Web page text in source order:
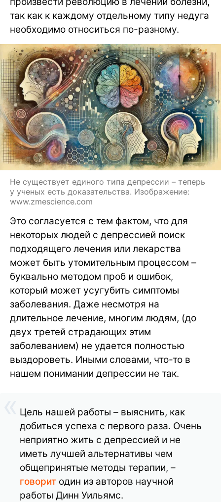
так как к каждому отдельному типу недуга
необходимо относиться по-разному.
Не существует единого типа депрессии – теперь
у ученых есть доказательства. Изображение:
www.zmescience.com
Это согласуется с тем фактом, что для
некоторых людей с депрессией поиск
подходящего лечения или лекарства
может быть утомительным процессом –
буквально методом проб и ошибок,
который может усугубить симптомы
заболевания. Даже несмотря на
длительное лечение, многим людям, (до
двух третей страдающих этим
заболеванием) не удается полностью
выздороветь. Иными словами, что-то в
нашем понимании депрессии не так.
Цель нашей работы – выяснить, как
добиться успеха с первого раза. Очень
неприятно жить с депрессией и не
иметь лучшей альтернативы чем
общепринятые методы терапии, –
говорит один из авторов научной
работы Динн Уильямс.